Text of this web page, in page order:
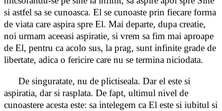
si astfel sa se cunoasca. El se cunoaste prin fiecare forma
de viata care aspira spre El. Mai departe, dupa creatie,
noi urmam aceeasi aspiratie, si vrem sa fim mai aproape
de El, pentru ca acolo sus, la prag, sunt infinite grade de
libertate, adica o fericire care nu se termina niciodata.
De singuratate, nu de plictiseala. Dar el este si
aspiratia, dar si rasplata. De fapt, ultimul nivel de
cunoastere acesta este: sa intelegem ca El este si iubitul si